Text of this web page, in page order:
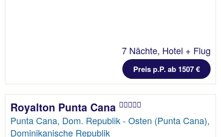
7 Nächte, Hotel + Flug
Preis p.P. ab 1507 €
Royalton Punta Cana
Punta Cana, Dom. Republik - Osten (Punta Cana),
Dominikanische Republik